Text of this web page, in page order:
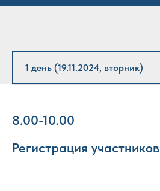
8.00-10.00
Регистрация участников